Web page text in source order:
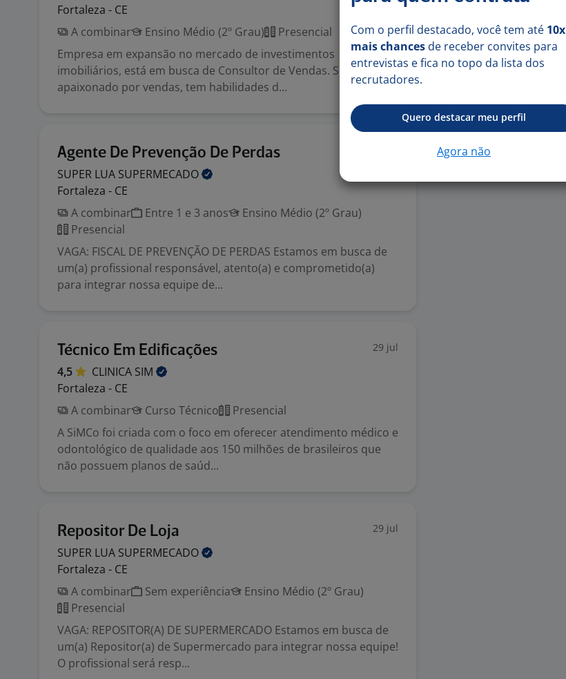
Fortaleza - CE
A combinar
Ensino Médio (2º Grau)
Presencial
Empresa em expansão no mercado de investimentos
imobiliários, está em busca de Consultor de Vendas. Se você é
apaixonado por vendas, tem habilidades d...
Agente De Prevenção De Perdas
SUPER LUA SUPERMECADO
Fortaleza - CE
A combinar
Entre 1 e 3 anos
Ensino Médio (2º Grau)
Presencial
VAGA: FISCAL DE PREVENÇÃO DE PERDAS Estamos em busca de
um(a) profissional responsável, atento(a) e comprometido(a)
para integrar nossa equipe de...
Técnico Em Edificações 29 jul
4,5 CLINICA SIM
Fortaleza - CE
A combinar
Curso Técnico
Presencial
A SiMCo foi criada com o foco em oferecer atendimento médico e
odontológico de qualidade aos 150 milhões de brasileiros que
não possuem planos de saúd...
Repositor De Loja 29 jul
SUPER LUA SUPERMECADO
Fortaleza - CE
A combinar
Sem experiência
Ensino Médio (2º Grau)
Presencial
VAGA: REPOSITOR(A) DE SUPERMERCADO Estamos em busca de
um(a) Repositor(a) de Supermercado para integrar nossa equipe!
O profissional será resp...
Com o perfil destacado, você tem até 10x
mais chances de receber convites para
entrevistas e fica no topo da lista dos
recrutadores.
Quero destacar meu perfil
Agora não